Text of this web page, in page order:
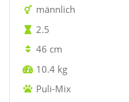
männlich
2.5
46 cm
10.4 kg
Puli-Mix